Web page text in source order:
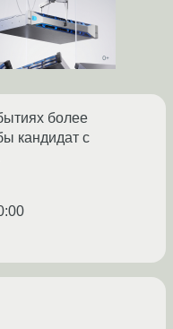
более
кандидат с